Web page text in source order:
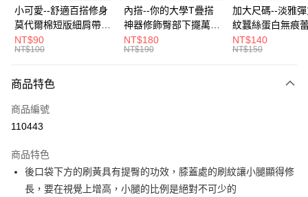
悠遊付
Google Pay
全盈+PAY
大哥付你分期
【大哥付你分期使用說明】
1.本服務由台灣大哥大提供，台灣大哥大用戶可立即使用無須另外申請。
流程，驗證手機門號後，選擇欲分期的期數、繳款截止日，確認付款後即完
成交易。
3.實際核准額度、可分期數及費用金額請依後續交易確認頁面所載為準。
4.訂單成立30分鐘內，如未前往確認交易或遇審核未通過，訂單將自動取
AFTEE先享後付
【關於「AFTEE先享後付」】
AFTEE先享後付是「在收到商品之後才付款」的支付方式。 讓您購物簡單
便利好安心！
１．簡單：不需註冊會員、不需綁卡、不需儲值。
ATM付款
小可愛--舒適百搭修身
莫代爾棉短版細肩帶素
色背心(白.黑.灰L-2L)-
U582眼圈熊中大尺碼
NT$90
NT$100
內搭--你的大學T疊搭
神器修飾臀部下擺萬用
內搭裙/遮臀裙(黑2L-
6L)-Q155眼圈熊中大
NT$180
NT$190
加大尺碼--淡雅
紋蠶絲蛋白無痕
角內褲(白.粉.藍.
3L)-L28眼圈熊中
NT$140
NT$150
商品特色
商品編號
110443
商品特色
後口袋下方的刷黃具有提臀的功效，膝蓋處的刷紋讓小腿顯得修
長，要在視覺上增高，小腿的比例是絕對不可少的